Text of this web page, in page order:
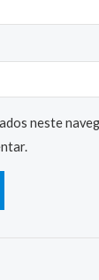
neste